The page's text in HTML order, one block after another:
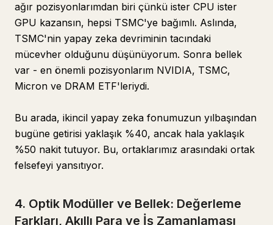
ağır pozisyonlarımdan biri çünkü ister CPU ister
GPU kazansın, hepsi TSMC'ye bağımlı. Aslında,
TSMC'nin yapay zeka devriminin tacındaki
mücevher olduğunu düşünüyorum. Sonra bellek
var - en önemli pozisyonlarım NVIDIA, TSMC,
Micron ve DRAM ETF'leriydi.
Bu arada, ikincil yapay zeka fonumuzun yılbaşından
bugüne getirisi yaklaşık %40, ancak hala yaklaşık
%50 nakit tutuyor. Bu, ortaklarımız arasındaki ortak
felsefeyi yansıtıyor.
4. Optik Modüller ve Bellek: Değerleme
Farkları, Akıllı Para ve İş Zamanlaması